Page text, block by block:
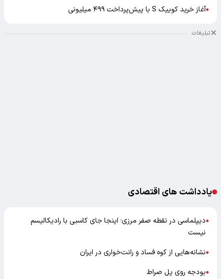
●آغاز خرید کوییک S با پیش‌پرداخت ۴۹۹ میلیونی
تبلیغات
یادداشت های اقتصادی
●دیپلماسی در نقطه صفر مرزی؛ اینجا جای کاسبی با رادیکالیسم
نیست
●نشانه‌هایی از کوه فساد و رانت‌خواری در ایران
●بودجه روی پل صراط